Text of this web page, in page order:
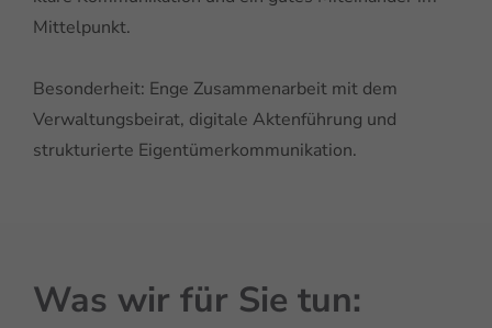
Mittelpunkt.
Besonderheit: Enge Zusammenarbeit mit dem
Verwaltungsbeirat, digitale Aktenführung und
strukturierte Eigentümerkommunikation.​
Was wir für Sie tun: